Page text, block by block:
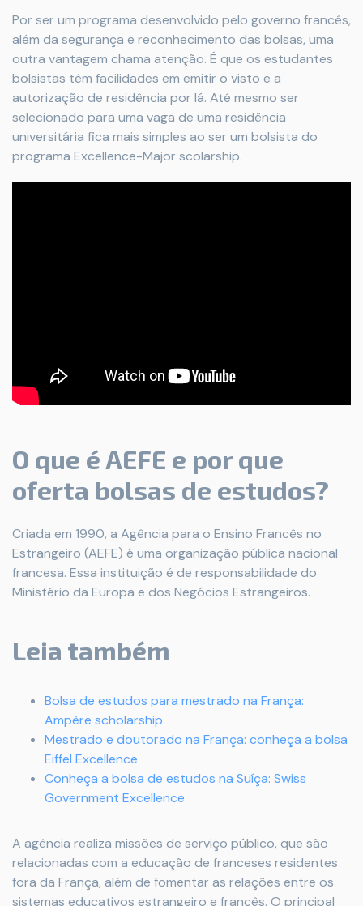
Por ser um programa desenvolvido pelo governo francês,
além da segurança e reconhecimento das bolsas, uma
outra vantagem chama atenção. É que os estudantes
bolsistas têm facilidades em emitir o visto e a
autorização de residência por lá. Até mesmo ser
selecionado para uma vaga de uma residência
universitária fica mais simples ao ser um bolsista do
programa Excellence-Major scolarship.
O que é AEFE e por que
oferta bolsas de estudos?
Criada em 1990, a Agência para o Ensino Francês no
Estrangeiro (AEFE) é uma organização pública nacional
francesa. Essa instituição é de responsabilidade do
Ministério da Europa e dos Negócios Estrangeiros.
Leia também
Bolsa de estudos para mestrado na França:
Ampère scholarship
Mestrado e doutorado na França: conheça a bolsa
Eiffel Excellence
Conheça a bolsa de estudos na Suíça: Swiss
Government Excellence
A agência realiza missões de serviço público, que são
relacionadas com a educação de franceses residentes
fora da França, além de fomentar as relações entre os
sistemas educativos estrangeiro e francês. O principal